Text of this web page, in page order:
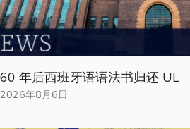
60 年后西班牙语语法书归还 UL
2026年8月6日